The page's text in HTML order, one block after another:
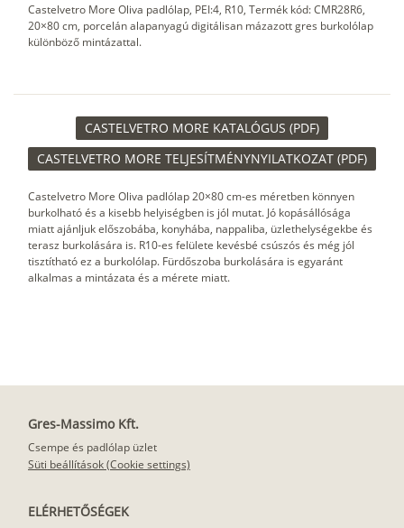
Castelvetro More Oliva padlólap, PEI:4, R10, Termék kód: CMR28R6,
20×80 cm, porcelán alapanyagú digitálisan mázazott gres burkolólap
különböző mintázattal.
CASTELVETRO MORE KATALÓGUS (PDF)
CASTELVETRO MORE TELJESÍTMÉNYNYILATKOZAT (PDF)
Castelvetro More Oliva padlólap 20×80 cm-es méretben könnyen
burkolható és a kisebb helyiségben is jól mutat. Jó kopásállósága
miatt ajánljuk előszobába, konyhába, nappaliba, üzlethelységekbe és
terasz burkolására is. R10-es felülete kevésbé csúszós és még jól
tisztítható ez a burkolólap. Fürdőszoba burkolására is egyaránt
alkalmas a mintázata és a mérete miatt.
Gres-Massimo Kft.
Csempe és padlólap üzlet
Süti beállítások (Cookie settings)
ELÉRHETŐSÉGEK